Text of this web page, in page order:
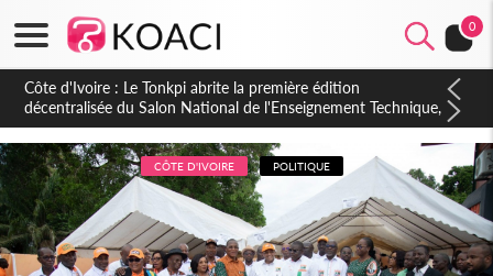
0
Côte d'Ivoire : PPA-CI, Gbagbo délègue une partie de ses
prérogatives de président à 05 cadres, vers sa retraite
politique ?
CÔTE D'IVOIRE POLITIQUE